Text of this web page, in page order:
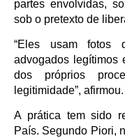
partes envolvidas,
sob o pretexto de
“Eles usam fotos
advogados legítimos
dos próprios
legitimidade”, afirmou.
A prática tem sido
País. Segundo Piori,